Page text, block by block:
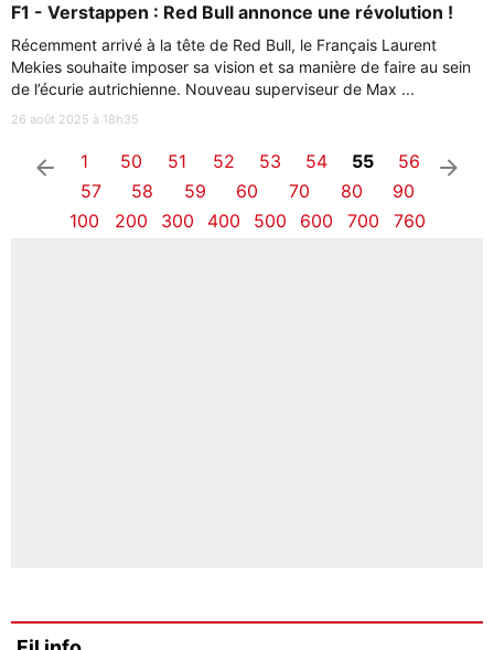
F1 - Verstappen : Red Bull annonce une révolution !
Récemment arrivé à la tête de Red Bull, le Français Laurent
Mekies souhaite imposer sa vision et sa manière de faire au sein
de l’écurie autrichienne. Nouveau superviseur de Max ...
26 août 2025 à 18h35
arrow_left 1 50 51 52 53 54 55
56
57
58 59 60 70 80
90
100
200 300 400 500 600 700 760
arrow_right